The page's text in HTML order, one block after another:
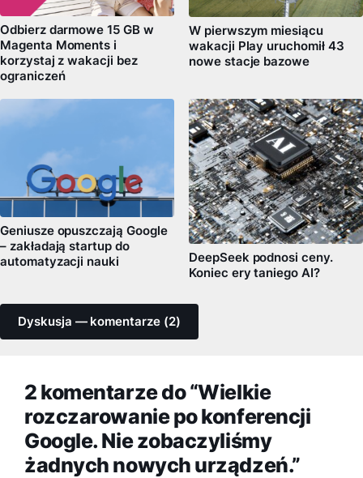
Odbierz darmowe 15 GB w
Magenta Moments i
korzystaj z wakacji bez
ograniczeń
W pierwszym miesiącu
wakacji Play uruchomił 43
nowe stacje bazowe
Geniusze opuszczają Google
– zakładają startup do
automatyzacji nauki
DeepSeek podnosi ceny.
Koniec ery taniego AI?
Dyskusja — komentarze (2)
2 komentarze do “Wielkie
rozczarowanie po konferencji
Google. Nie zobaczyliśmy
żadnych nowych urządzeń.”